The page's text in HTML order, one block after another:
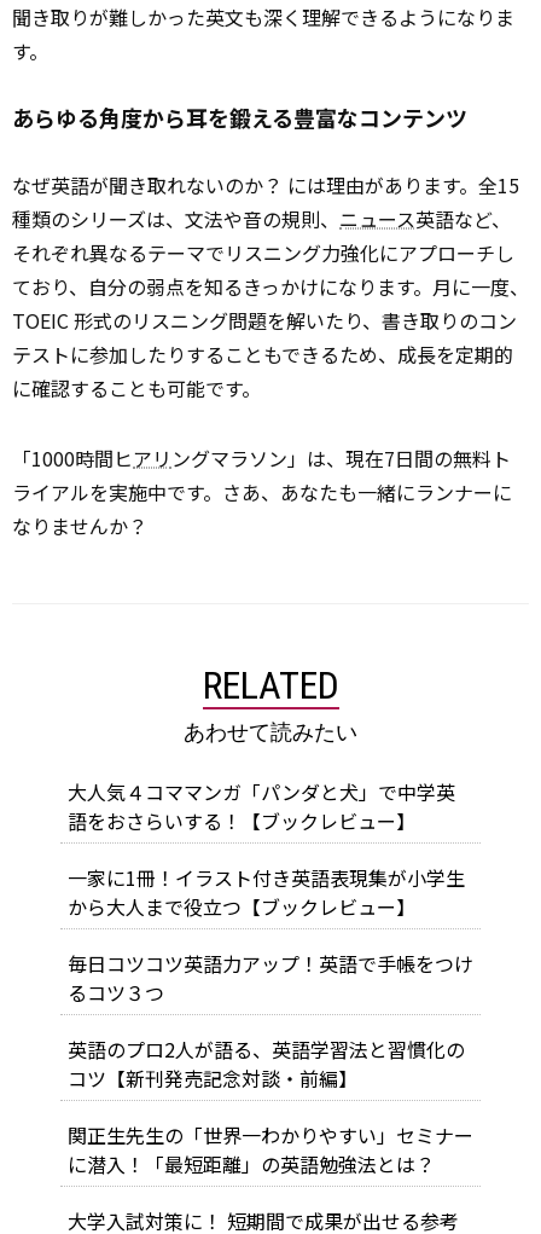
聞き取りが難しかった英文も深く理解できるようになりま
す。
あらゆる角度から耳を鍛える豊富なコンテンツ
なぜ英語が聞き取れないのか？ には理由があります。全15
種類のシリーズは、文法や音の規則、 ニュース英語など、
それぞれ異なるテーマでリスニング力強化にアプローチし
ており、自分の弱点を知るきっかけになります。月に一度、
TOEIC 形式のリスニング問題を解いたり、書き取りのコン
テストに参加したりすることもできるため、成長を定期的
に確認することも可能です。
「1000時間ヒアリ ングマラソン」は、現在7日間の無料ト
ライアルを実施中です。さあ、あなたも一緒にランナーに
なりませんか？
RELATED
あわせて読みたい
大人気４コママンガ「パンダと犬」で中学英
語をおさらいする！【ブックレビュー】
一家に1冊！イラスト付き英語表現集が小学生
から大人まで役立つ【ブックレビュー】
毎日コツコツ英語力アップ！英語で手帳をつけ
るコツ３つ
英語のプロ2人が語る、英語学習法と習慣化の
コツ【新刊発売記念対談・前編】
関正生先生の「世界一わかりやすい」セミナー
に潜入！「最短距離」の英語勉強法とは？
大学入試対策に！ 短期間で成果が出せる参考